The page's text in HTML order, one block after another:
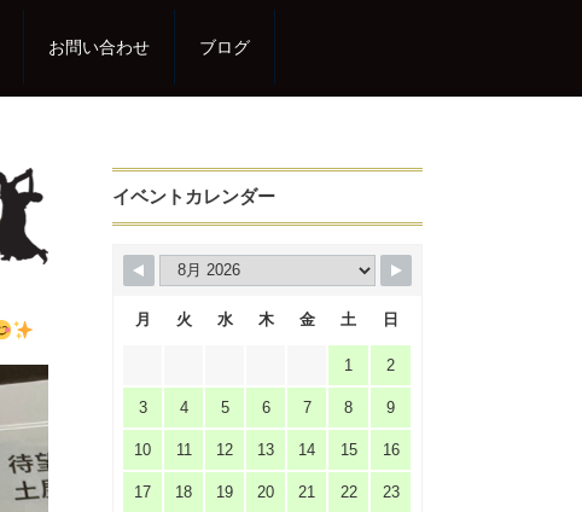
お問い合わせ ブログ
イベントカレンダー
月 火 水 木 金 土 日
1 2
3 4 5 6 7 8 9
10 11 12 13 14 15 16
17 18 19 20 21 22 23